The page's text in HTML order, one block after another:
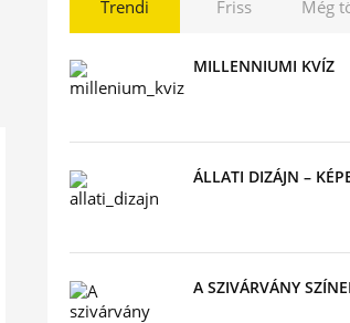
Trendi Friss Még
MILLENNIUMI KVÍZ
ÁLLATI DIZÁJN –
A SZIVÁRVÁNY SZÍNEI